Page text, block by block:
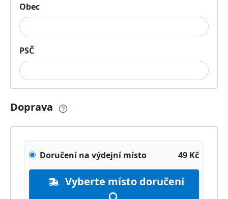
Obec
PSČ
Doprava
Doručení na výdejní místo 49 Kč
Vyberte místo doručení